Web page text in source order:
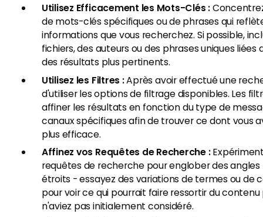
Utilisez Efficacement les Mots-Clés :
de mots-clés spécifiques ou de phrases qui
informations que vous recherchez. Si possible,
fichiers, des auteurs ou des phrases uniques
des résultats plus pertinents.
Utilisez les Filtres :Après avoir effectué une
d'utiliser les options de filtrage disponibles. Les
affiner les résultats en fonction du type de
canaux spécifiques afin de trouver ce dont vous
plus efficace.
Affinez vos Requêtes de Recherche :
requêtes de recherche pour englober des angles
étroits - essayez des variations de termes ou de
pour voir ce qui pourrait faire ressortir du
n'aviez pas initialement considéré.